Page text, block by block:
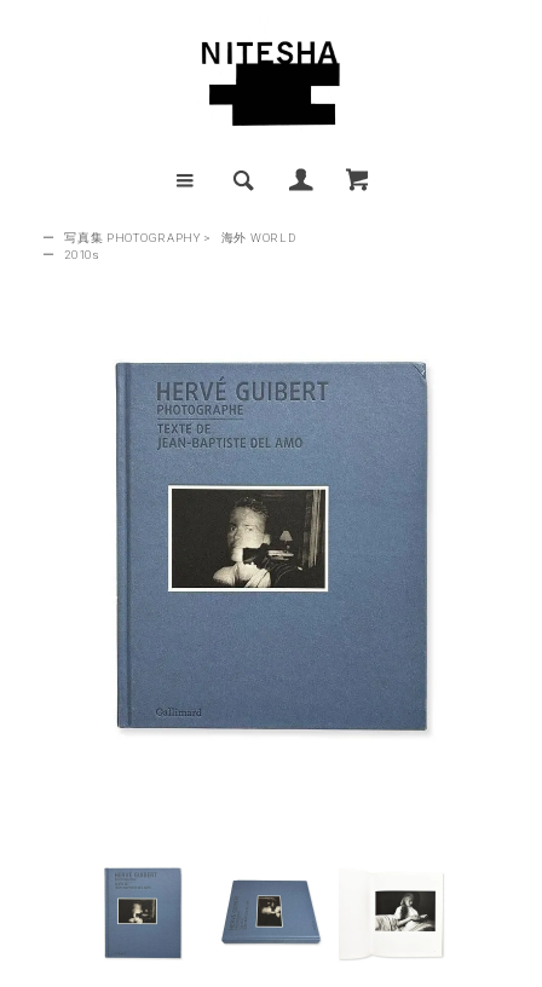
ー 写真集 PHOTOGRAPHY >
海外 WORLD
ー
2010s